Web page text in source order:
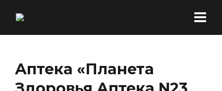
Аптека «Планета